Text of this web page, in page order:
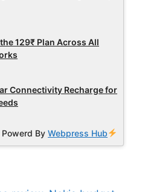
129₹ Plan Across All
Connectivity Recharge for
Powerd ByWebpress Hub